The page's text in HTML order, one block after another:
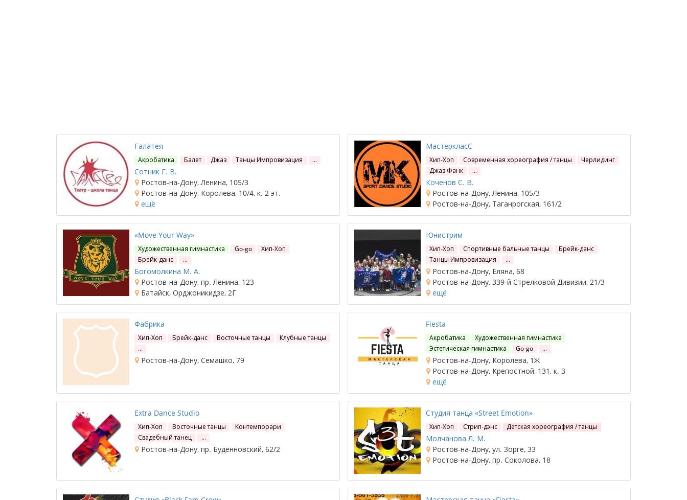
Галатея
Акробатика Балет Джаз Танцы Импровизация …
Сотник Г. В.
Ростов-на-Дону, Ленина, 105/3
Ростов-на-Дону, Королева, 10/4, к. 2 эт.
ещё
МастеркласС
Хип-Хоп Современная хореография / танцы
Черлидинг
Джаз Фанк
…
Коченов С. В.
Ростов-на-Дону, Ленина, 105/3
Ростов-на-Дону, Таганрогская, 161/2
«Move Your Way»
Художественная гимнастика Go-go
Хип-Хоп
Брейк-данс
…
Богомолкина М. А.
Ростов-на-Дону, пр. Ленина, 123
Батайск, Орджоникидзе, 2Г
Юнистрим
Хип-Хоп Спортивные бальные танцы
Брейк-данс
Танцы Импровизация
…
Ростов-на-Дону, Еляна, 68
Ростов-на-Дону, 339-й Стрелковой Дивизии, 21/3
ещё
Фабрика
Хип-Хоп Брейк-данс Восточные танцы
Клубные танцы
…
Ростов-на-Дону, Семашко, 79
Fiesta
Акробатика
Художественная гимнастика
Эстетическая гимнастика
Go-go …
Ростов-на-Дону, Королева, 1Ж
Ростов-на-Дону, Крепостной, 131, к. 3
ещё
Extra Dance Studio
Хип-Хоп Восточные танцы
Контемпорари
Свадебный танец
…
Ростов-на-Дону, пр. Будённовский, 62/2
Студия танца «Street Emotion»
Хип-Хоп Стрип-дэнс Детская хореография / танцы
Молчанова Л. М.
Ростов-на-Дону, ул. Зорге, 33
Ростов-на-Дону, пр. Соколова, 18